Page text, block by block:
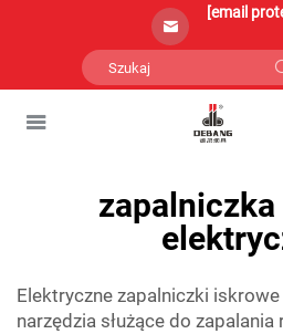
[email
Elektryczne zapalniczki
narzędzia służące do